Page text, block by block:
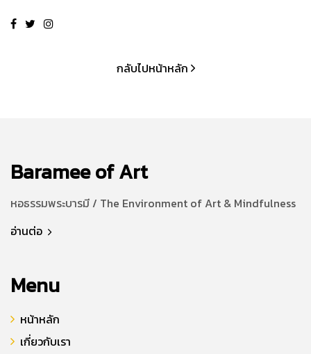
กลับไปหน้าหลัก
Baramee of Art
หอธรรมพระบารมี / The Environment of Art & Mindfulness
อ่านต่อ
Menu
หน้าหลัก
เกี่ยวกับเรา